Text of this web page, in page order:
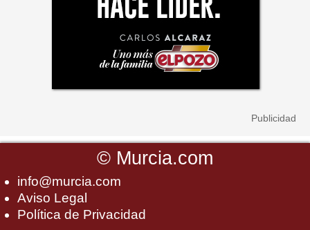
© Murcia.com
info@murcia.com
Aviso Legal
Política de Privacidad